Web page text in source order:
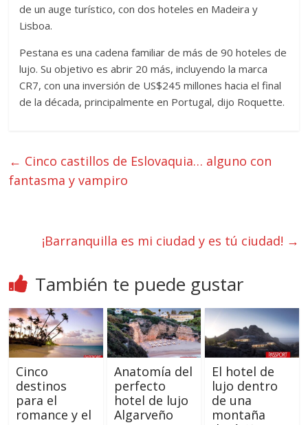
de un auge turístico, con dos hoteles en Madeira y
Lisboa.
Pestana es una cadena familiar de más de 90 hoteles de
lujo. Su objetivo es abrir 20 más, incluyendo la marca
CR7, con una inversión de US$245 millones hacia el final
de la década, principalmente en Portugal, dijo Roquette.
← Cinco castillos de Eslovaquia… alguno con
fantasma y vampiro
¡Barranquilla es mi ciudad y es tú ciudad! →
También te puede gustar
Cinco
destinos
para el
romance y el
Anatomía del
perfecto
hotel de lujo
Algarveño
El hotel de
lujo dentro
de una
montaña